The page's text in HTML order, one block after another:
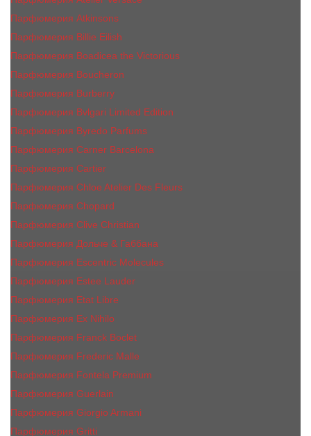
Парфюмерия Atkinsons
Парфюмерия Billie Eilish
Парфюмерия Boadicea the Victorious
Парфюмерия Boucheron
Парфюмерия Burberry
Парфюмерия Bvlgari Limited Edition
Парфюмерия Byredo Parfums
Парфюмерия Carner Barcelona
Парфюмерия Cartier
Парфюмерия Chloe Atelier Des Fleurs
Парфюмерия Сhopard
Парфюмерия Clive Christian
Парфюмерия Дольче & Габбана
Парфюмерия Escentric Molecules
Парфюмерия Estee Lаudеr
Парфюмерия Etat Libre
Парфюмерия Ex Nihilo
Парфюмерия Franck Boclet
Парфюмерия Frеderic Mаlle
Парфюмерия Fontela Premium
Парфюмерия Guerlain
Парфюмерия Giorgio Armani
Парфюмерия Gritti